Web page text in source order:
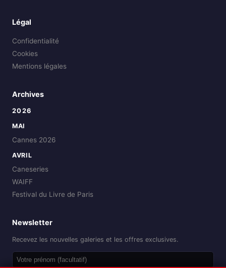
Légal
Confidentialité
Cookies
Mentions légales
Archives
2026
MAI
Cannes 2026
AVRIL
Caneseries
WAIFF
Festival du Livre de Paris
Newsletter
Recevez les nouvelles galeries et les offres exclusives.